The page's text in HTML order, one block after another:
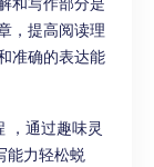
，提高阅读理
准确的表达能
，通过趣味灵
能力轻松蜕